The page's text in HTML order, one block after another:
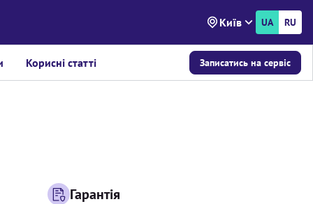
Київ UA RU
Корисні статті Записатись на сервіс
Гарантія